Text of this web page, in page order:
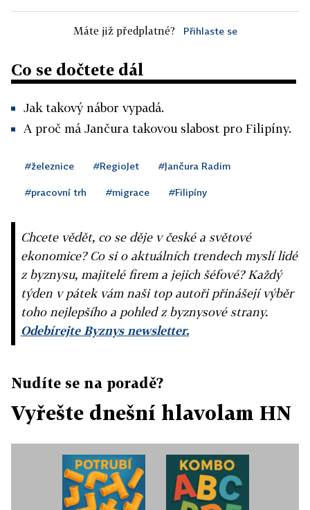
Máte již předplatné? Přihlaste se
Co se dočtete dál
Jak takový nábor vypadá.
A proč má Jančura takovou slabost pro Filipíny.
#železnice #RegioJet #Jančura Radim
#pracovní trh #migrace #Filipíny
Chcete vědět, co se děje v české a světové
ekonomice? Co si o aktuálních trendech myslí lidé
z byznysu, majitelé firem a jejich šéfové? Každý
týden v pátek vám naši top autoři přinášejí výběr
toho nejlepšího a pohled z byznysové strany.
Odebírejte Byznys newsletter.
Nudíte se na poradě?
Vyřešte dnešní hlavolam HN